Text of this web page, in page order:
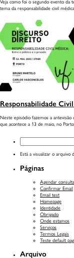
Veja como foi o segundo evento da
tema da responsabilidade civil médica
Responsabilidade
Neste episódio fazemos a
que acontece a 13 de maio, no Porto
por:
Está a visualizar o arquivo
Páginas
Agendar consulta
Confirmar Email
Email test
Homepage
Identidade
Obrigado
Onde estamos
Serviços
Termos Legais
Teste default
Arquivo